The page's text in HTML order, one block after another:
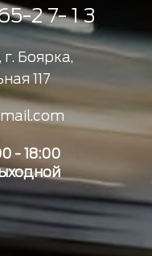
2 7- 1 3
Боярка,
117
- 18:00